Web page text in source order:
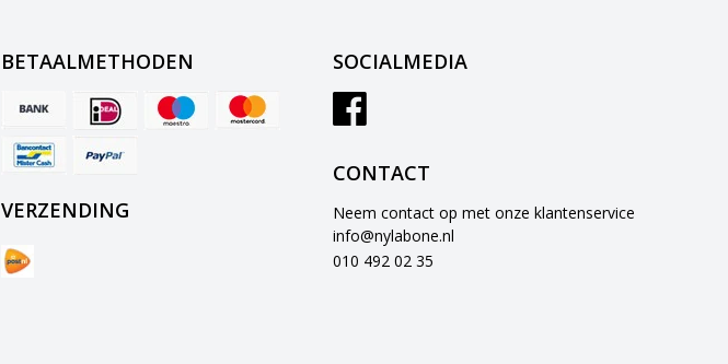
BETAALMETHODEN
VERZENDING
SOCIALMEDIA
CONTACT
Neem contact op met onze klantenservice
info@nylabone.nl
010 492 02 35